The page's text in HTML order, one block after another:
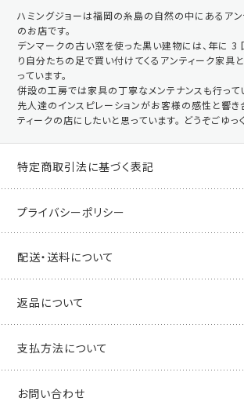
ハミングジョーは福岡の糸島の自然の中にあるア
のお店です。
デンマークの古い窓を使った黒い建物には、年に 3
り自分たちの足で買い付けてくるアンティーク家具
っています。
併設の工房では家具の丁寧なメンテナンスも行って
先人達のインスピレーションがお客様の感性と響き
ティークの店にしたいと思っています。 どうぞごゆっ
特定商取引法に基づく表記
プライバシーポリシー
配送・送料について
返品について
支払方法について
お問い合わせ